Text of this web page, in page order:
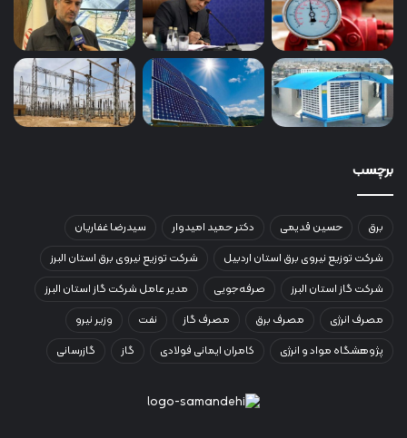
برچسب
برق حسین قدیمی دکتر حمید امیدوار
سیدرضا غفاریان
شرکت توزیع نیروی برق استان اردبیل
شرکت توزیع نیروی برق استان البرز
شرکت گاز استان البرز
صرفه‌جویی
مدیر عامل شرکت گاز استان البرز
مصرف انرژی
مصرف برق مصرف گاز نفت
وزیر نیرو
پژوهشگاه مواد و انرژی
کامران ایمانی فولادی گاز گازرسانی